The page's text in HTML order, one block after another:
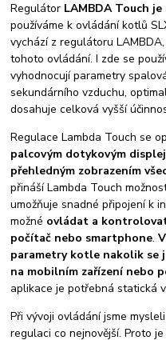
Regulátor LAMBDA Touch
používáme k ovládání kotlů
vychází z regulátoru
tohoto ovládání. I zde se
vyhodnocují parametry
sekundárního vzduchu,
dosahuje celková vyšší
Regulace Lambda Touch se
palcovým dotykovým
přehledným zobrazením
přináší Lambda Touch
umožňuje snadné připojení k
možné ovládat a
počítač nebo smartphone.
parametry kotle nakolik se
na mobilním zařízení nebo
aplikace je potřebná statická
Při vývoji ovládání jsme
regulaci co nejnovější. Proto